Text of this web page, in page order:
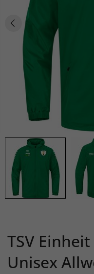
TSV
Unisex